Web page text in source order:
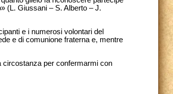
(L. Giussani – S. Alberto – J.
e i numerosi volontari del
e di comunione fraterna e, mentre
circostanza per confermarmi con